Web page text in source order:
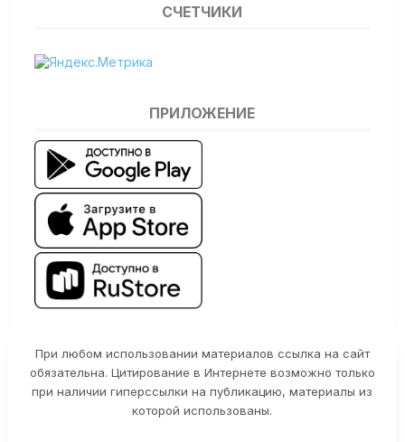
СЧЕТЧИКИ
ПРИЛОЖЕНИЕ
При любом использовании материалов ссылка на сайт
обязательна. Цитирование в Интернете возможно только
при наличии гиперссылки на публикацию, материалы из
которой использованы.